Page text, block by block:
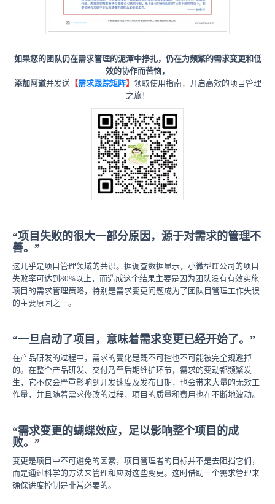
如果您的团队仍在需求管理的泥潭中挣扎，仍在为频繁的需求变更和低
效的协作而苦恼，
添加阿道并发送【需求跟踪矩阵】 领取使用指南，开启高效的项目管理
之旅！
“项目失败的很大一部分原因，源于对需求的管理不
善。”
这几乎是项目管理领域的共识。据调查数据显示，小微型IT公司的项目
失败率可达到80%以上，而造成这个结果主要是因为团队没有有效实施
项目的需求管理策略，特别是需求变更问题成为了团队目管理工作失误
的主要原因之一。
“一旦启动了项目，意味着需求变更已经开始了。”
在产品研发的过程中，需求的变化是既不可控也不可能被完全规避掉
的。在整个产品研发、交付乃至后期维护环节，需求的变动都频繁发
生，它不仅会严重影响到开发速度及发布日期，也会带来大量的无效工
作量，并且随着需求修改的过程，项目的质量和费用也在不断地波动。
“需求变更的蝴蝶效应，足以影响整个项目的成
败。”
变更是项目中不可避免的因素，项目管理者的目标并不是去阻挡它们，
而是通过科学的方法来管理和应对这些变更。这时借助一个需求管理来
确保进度控制是非常必要的。